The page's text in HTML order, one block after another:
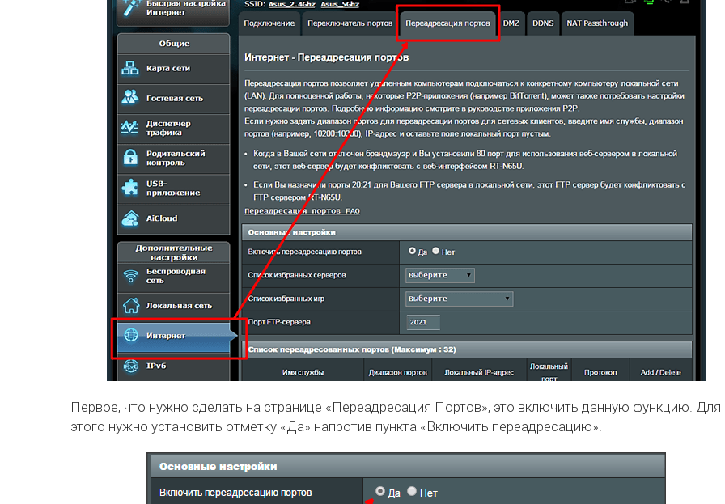
Первое, что нужно сделать на странице «Переадресация Портов», это включить данную функцию. Для
этого нужно установить отметку «Да» напротив пункта «Включить переадресацию».